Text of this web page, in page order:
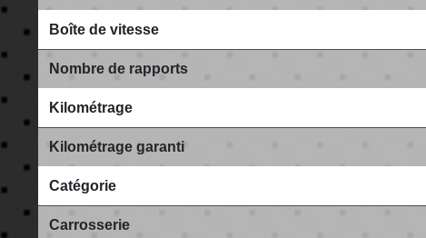
Boîte de vitesse
Nombre de rapports
Kilométrage
Kilométrage garanti
Catégorie
Carrosserie